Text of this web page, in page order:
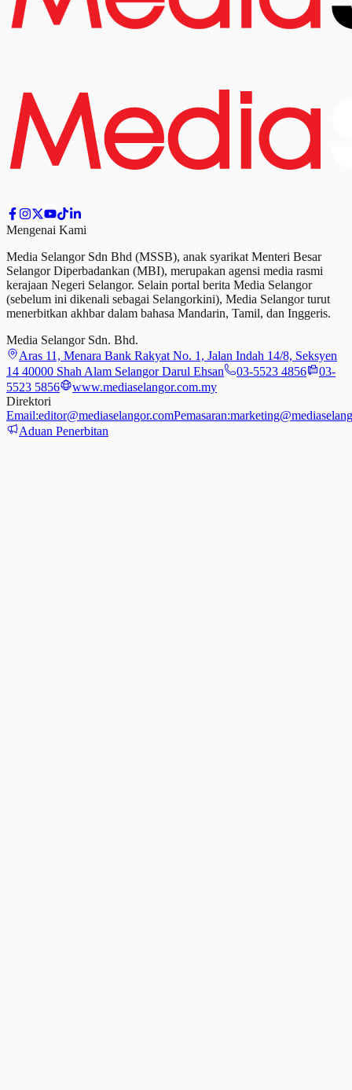
Mengenai Kami
Media Selangor Sdn Bhd (MSSB), anak syarikat Menteri Besar
Selangor Diperbadankan (MBI), merupakan agensi media rasmi
kerajaan Negeri Selangor. Selain portal berita Media Selangor
(sebelum ini dikenali sebagai Selangorkini), Media Selangor turut
menerbitkan akhbar dalam bahasa Mandarin, Tamil, dan Inggeris.
Media Selangor Sdn. Bhd.
Aras 11, Menara Bank Rakyat No. 1, Jalan Indah 14/8, Seksyen
14 40000 Shah Alam Selangor Darul Ehsan
03-5523 4856
03-
5523 5856
www.mediaselangor.com.my
Direktori
Email:editor@mediaselangor.comPemasaran:
Aduan Penerbitan